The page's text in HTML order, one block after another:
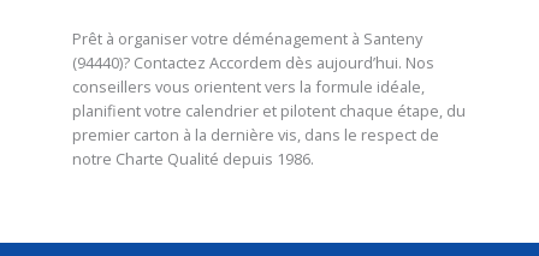
Prêt à organiser votre déménagement à Santeny
(94440)? Contactez Accordem dès aujourd’hui. Nos
conseillers vous orientent vers la formule idéale,
planifient votre calendrier et pilotent chaque étape, du
premier carton à la dernière vis, dans le respect de
notre Charte Qualité depuis 1986.